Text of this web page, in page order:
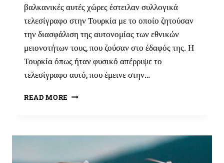
βαλκανικές αυτές χώρες έστειλαν συλλογικά
τελεσίγραφο στην Τουρκία με το οποίο ζητούσαν
την διασφάλιση της αυτονομίας των εθνικών
μειονοτήτων τους, που ζούσαν στο έδαφός της. Η
Τουρκία όπως ήταν φυσικό απέρριψε το
τελεσίγραφο αυτό, που έμεινε στην…
READ MORE
ΈΝΑΡΞΗ